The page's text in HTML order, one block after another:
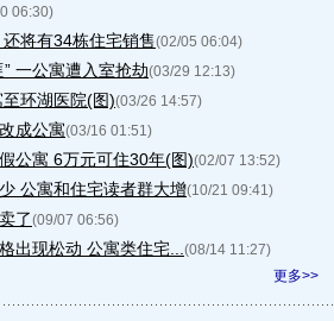
06:30)
将有34栋住宅销售(02/05 06:04)
一公寓遭入室抢劫(03/29 12:13)
环湖医院(图)(03/26 14:57)
成公寓(03/16 01:51)
公寓 6万元可住30年(图)(02/07 13:52)
公寓和住宅读者群大增(10/21 09:41)
了(09/07 06:56)
出现松动 公寓类住宅... (08/14 11:27)
更多>>